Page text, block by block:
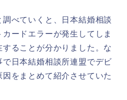
べていくと、日本結婚相談
ードエラーが発生してしま
ることが分かりました。な
日本結婚相談所連盟でデビ
をまとめて紹介させていた